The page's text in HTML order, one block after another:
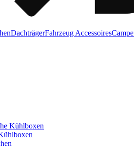
DachträgerFahrzeug Accessoires
Kühlboxen